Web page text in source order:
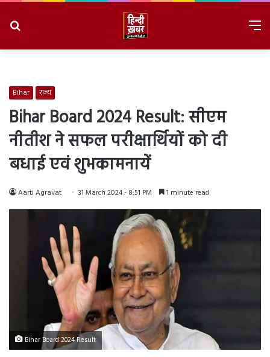
Bihar राज्य
Bihar Board 2024 Result: सीएम
नीतीश ने सफल परीक्षार्थियों को दी
बधाई एवं शुभकामनायें
Aarti Agravat 31 March 2024 - 8:51 PM 1 minute read
Bihar Board 2024 Result